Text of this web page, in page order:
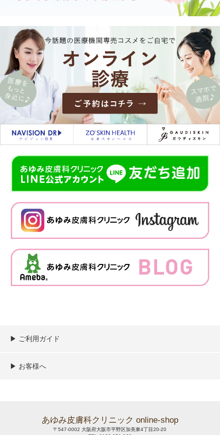
▶︎ ご利用ガイド
ご利用ガイド
決済／配送／送料について
取り扱い商品一覧
顧客情報の取扱について
特定商取引法の表記
▶︎ お客様へ
あゆみ皮膚科クリニック online-shop
〒547-0002 大阪府大阪市平野区加美東4丁目20-20